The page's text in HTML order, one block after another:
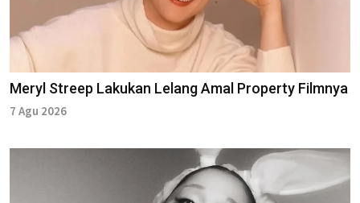
Meryl Streep Lakukan Lelang Amal Property Filmnya
7 Agu 2026